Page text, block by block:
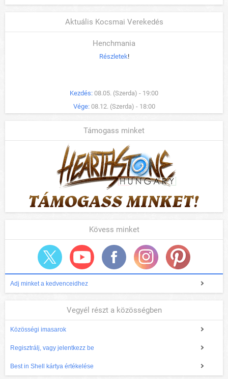
Aktuális Kocsmai Verekedés
Henchmania
Részletek!
Kezdés: 08.05. (Szerda) - 19:00
Vége: 08.12. (Szerda) - 18:00
Támogass minket
Kövess minket
Adj minket a kedvenceidhez
Vegyél részt a közösségben
Közösségi imasarok
Regisztrálj, vagy jelentkezz be
Best in Shell kártya értékelése